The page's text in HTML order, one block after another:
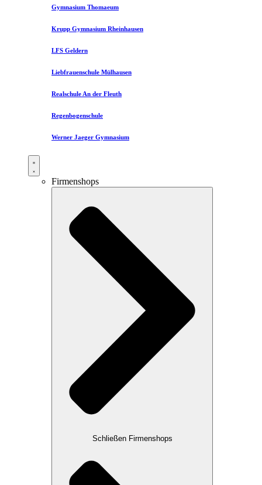
Gymnasium Thomaeum
Krupp Gymnasium Rheinhausen
LFS Geldern
Liebfrauenschule Mülhausen​
Realschule An der Fleuth
Regenbogenschule
Werner Jaeger Gymnasium
Firmenshops
Schließen Firmenshops